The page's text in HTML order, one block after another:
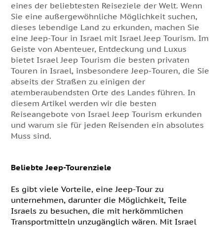
eines der beliebtesten Reiseziele der Welt. Wenn
Sie eine außergewöhnliche Möglichkeit suchen,
dieses lebendige Land zu erkunden, machen Sie
eine Jeep-Tour in Israel mit Israel Jeep Tourism. Im
Geiste von Abenteuer, Entdeckung und Luxus
bietet Israel Jeep Tourism die besten privaten
Touren in Israel, insbesondere Jeep-Touren, die Sie
abseits der Straßen zu einigen der
atemberaubendsten Orte des Landes führen. In
diesem Artikel werden wir die besten
Reiseangebote von Israel Jeep Tourism erkunden
und warum sie für jeden Reisenden ein absolutes
Muss sind.
Beliebte Jeep-Tourenziele
Es gibt viele Vorteile, eine Jeep-Tour zu
unternehmen, darunter die Möglichkeit, Teile
Israels zu besuchen, die mit herkömmlichen
Transportmitteln unzugänglich wären. Mit Israel